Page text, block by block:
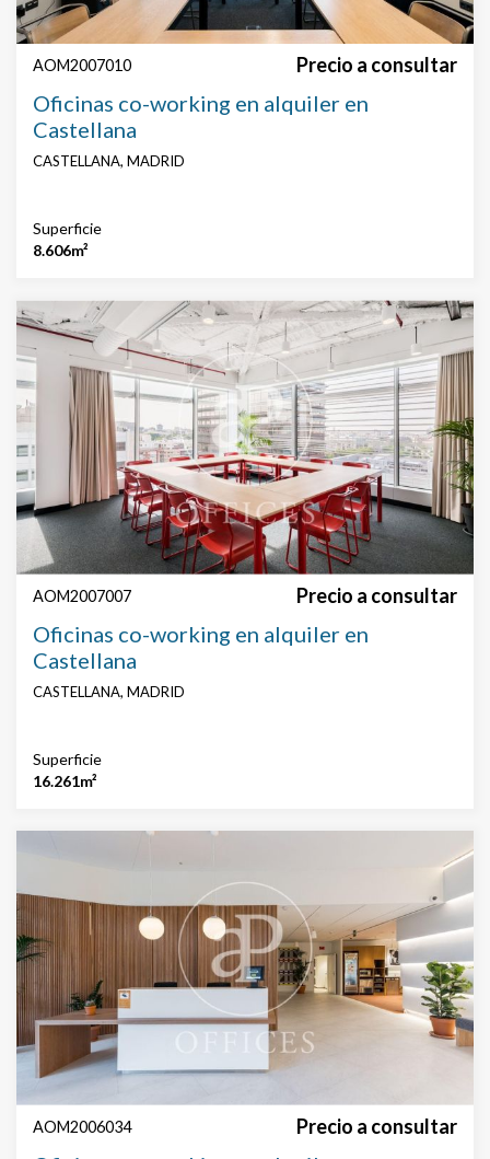
AOM2007010 Precio a consultar
Oficinas co-working en alquiler en
Castellana
CASTELLANA, MADRID
Superficie
8.606m²
AOM2007007 Precio a consultar
Oficinas co-working en alquiler en
Castellana
CASTELLANA, MADRID
Superficie
16.261m²
AOM2006034 Precio a consultar